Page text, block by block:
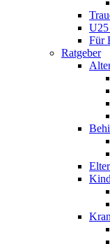
U25
Für
Ratgeber